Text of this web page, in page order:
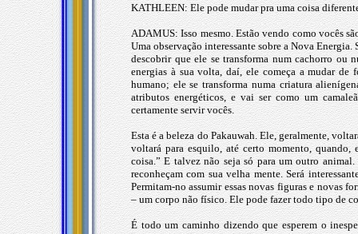
KATHLEEN: Ele pode mudar pra uma coisa
ADAMUS: Isso mesmo. Estão vendo como vocês
Uma observação interessante sobre a Nova
descobrir que ele se transforma num cachorro ou
energias à sua volta, daí, ele começa a mudar de
humano; ele se transforma numa criatura
atributos energéticos, e vai ser como um
certamente servir vocês.
Esta é a beleza do Pakauwah. Ele, geralmente,
voltará para esquilo, até certo momento,
coisa.” E talvez não seja só para um outro
reconheçam com sua velha mente. Será
Permitam-no assumir essas novas figuras e novas
– um corpo não físico. Ele pode fazer todo tipo de
É todo um caminho dizendo que esperem o